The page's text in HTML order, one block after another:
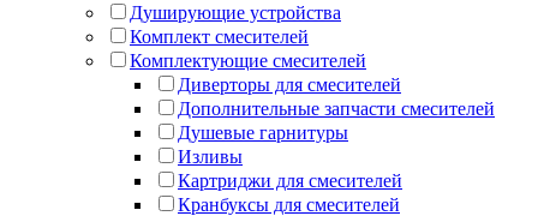
Душирующие устройства
Комплект смесителей
Комплектующие смесителей
Диверторы для смесителей
Дополнительные запчасти смесителей
Душевые гарнитуры
Изливы
Картриджи для смесителей
Кранбуксы для смесителей